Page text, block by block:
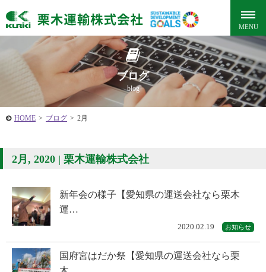
ブログ
blog
HOME > ブログ > 2月
2月, 2020 | 栗木運輸株式会社
新年会の様子【愛知県の運送会社なら栗木
運…
2020.02.19 お知らせ
国府宮はだか祭【愛知県の運送会社なら栗